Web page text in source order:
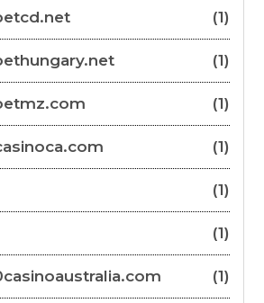
(1)
(1)
(1)
(1)
(1)
(1)
(1)